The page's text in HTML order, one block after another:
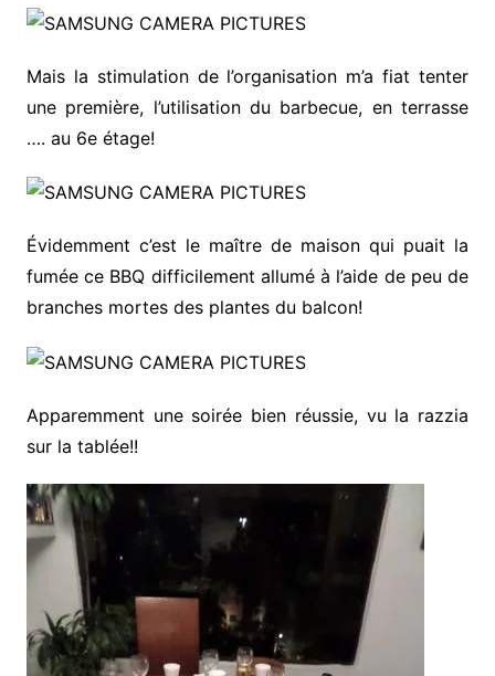
Mais la stimulation de l’organisation m’a fiat tenter
une première, l’utilisation du barbecue, en terrasse
…. au 6e étage!
Évidemment c’est le maître de maison qui puait la
fumée ce BBQ difficilement allumé à l’aide de peu de
branches mortes des plantes du balcon!
Apparemment une soirée bien réussie, vu la razzia
sur la tablée!!